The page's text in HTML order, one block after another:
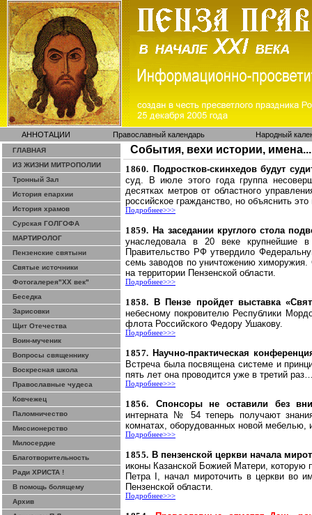
АННОТАЦИИ Православный календарь Народный
ГЛАВНАЯ
ИЗ ЖИЗНИ МИТРОПОЛИИ
Тронный Зал
История епархии
История храмов
Сурская ГОЛГОФА
МАРТИРОЛОГ
Пензенские святыни
Святые источники
Фотогалерея"ХХ век"
Беседка
Зарисовки
Щит Отечества
Воин-мученик
Вопросы священнику
Воскресная школа
Православные чудеса
Ковчежец
Паломничество
Миссионерство
Милосердие
Благотворительность
Ради ХРИСТА !
В помощь болящему
Архив
События, вехи истории, имена...
1860. Подростков-скинхедов будут
суд. В июле этого года группа
десятках метров от областного
российское гражданство, но объяснить
Подробнее>>>
1859. На заседании круглого стола
унаследовала в 20 веке крупнейшие
Правительство РФ утвердило
семь заводов по уничтожениюхиморужия.
на территории Пензенской области.
Подробнее>>>
1858.
В Пензе пройдет выставка
небесному покровителю Республики
флота Российского Федору Ушакову.
Подробнее>>>
1857. Научно-практическая
Встреча была посвящена системе и
пять лет она проводится уже в третий
Подробнее>>>
1856. Спонсоры не оставили без
интерната № 54 теперь получают
комнатах, оборудованных новой
Подробнее>>>
1855. В пензенской церкви начала
иконы Казанской Божией Матери,
Петра I, начал мироточить в церкви во
Пензенской области.
Подробнее>>>